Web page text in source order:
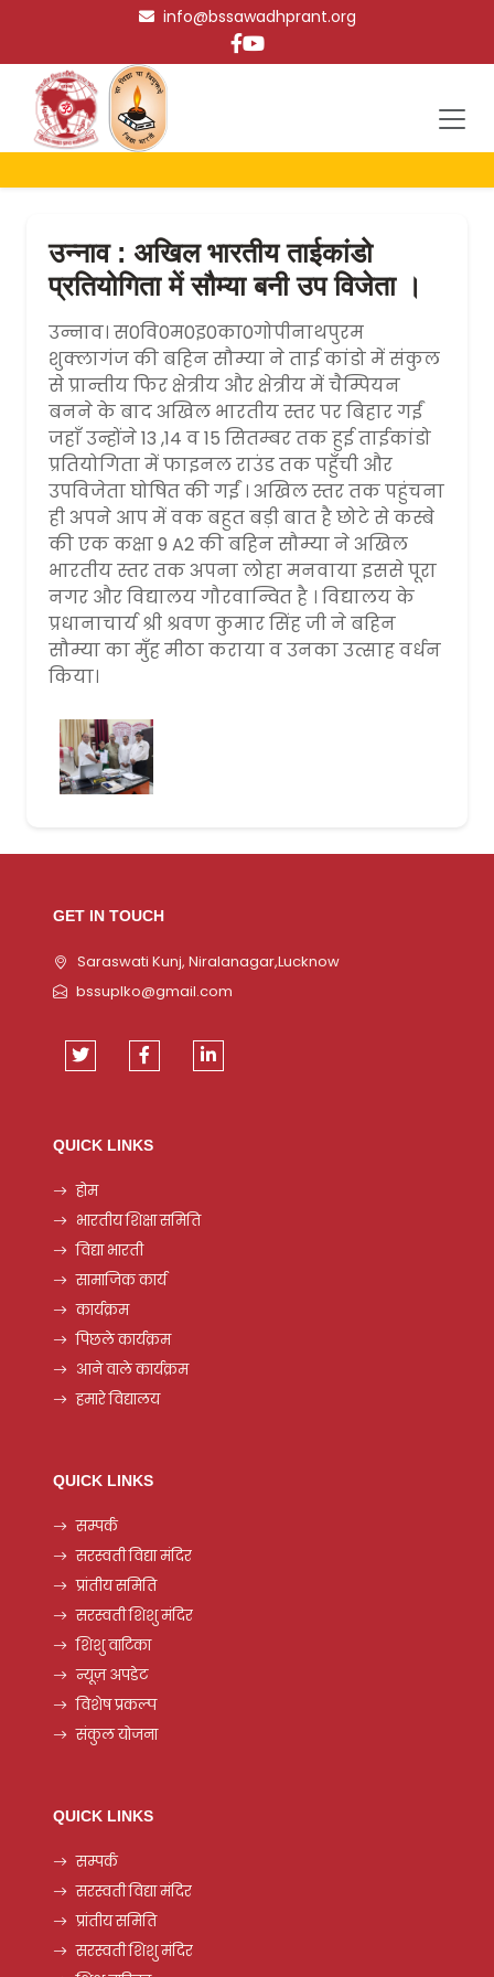
info@bssawadhprant.org
उन्नाव : अखिल भारतीय ताईकांडो
प्रतियोगिता में सौम्या बनी उप विजेता ।
उन्नाव। स0वि0म0इ0का0गोपीनाथपुरम
शुक्लागंज की बहिन सौम्या ने ताई कांडो में संकुल
से प्रान्तीय फिर क्षेत्रीय और क्षेत्रीय में चैम्पियन
बनने के बाद अखिल भारतीय स्तर पर बिहार गईं
जहाँ उन्होंने 13 ,14 व 15 सितम्बर तक हुई ताईकांडो
प्रतियोगिता में फाइनल राउंड तक पहुँची और
उपविजेता घोषित की गईं । अखिल स्तर तक पहुंचना
ही अपने आप में वक बहुत बड़ी बात है छोटे से कस्बे
की एक कक्षा 9 A2 की बहिन सौम्या ने अखिल
भारतीय स्तर तक अपना लोहा मनवाया इससे पूरा
नगर और विद्यालय गौरवान्वित है । विद्यालय के
प्रधानाचार्य श्री श्रवण कुमार सिंह जी ने बहिन
सौम्या का मुँह मीठा कराया व उनका उत्साह वर्धन
किया।
GET IN TOUCH
Saraswati Kunj, Niralanagar,Lucknow
bssuplko@gmail.com
QUICK LINKS
होम
भारतीय शिक्षा समिति
विद्या भारती
सामाजिक कार्य
कार्यक्रम
पिछले कार्यक्रम
आने वाले कार्यक्रम
हमारे विद्यालय
QUICK LINKS
सम्पर्क
सरस्वती विद्या मंदिर
प्रांतीय समिति
सरस्वती शिशु मंदिर
शिशु वाटिका
न्यूज़ अपडेट
विशेष प्रकल्प
संकुल योजना
QUICK LINKS
सम्पर्क
सरस्वती विद्या मंदिर
प्रांतीय समिति
सरस्वती शिशु मंदिर